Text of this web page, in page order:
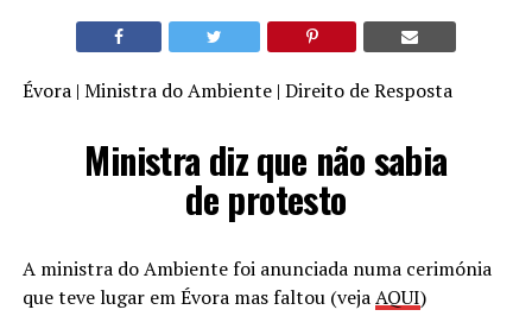
Évora | Ministra do Ambiente | Direito de Resposta
Ministra diz que não sabia
de protesto
A ministra do Ambiente foi anunciada numa cerimónia
que teve lugar em Évora mas faltou (vejaAQUI)